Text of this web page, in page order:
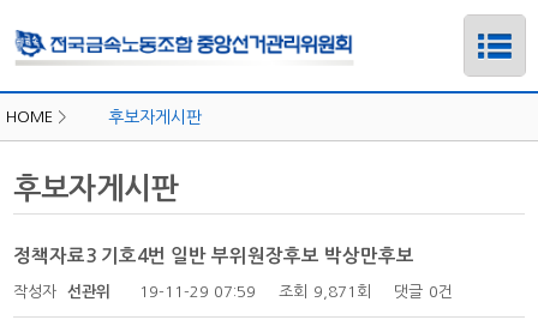
HOME > 후보자게시판
후보자게시판
정책자료3 기호4번 일반 부위원장후보 박상만후보
작성자 선관위 19-11-29 07:59 조회 9,871회 댓글 0건